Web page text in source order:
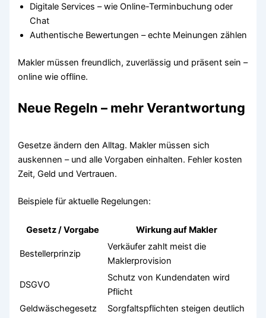
Digitale Services – wie Online-Terminbuchung oder
Chat
Authentische Bewertungen – echte Meinungen zählen
Makler müssen freundlich, zuverlässig und präsent sein –
online wie offline.
Neue Regeln – mehr Verantwortung
Gesetze ändern den Alltag. Makler müssen sich
auskennen – und alle Vorgaben einhalten. Fehler kosten
Zeit, Geld und Vertrauen.
Beispiele für aktuelle Regelungen:
Gesetz / Vorgabe Wirkung auf Makler
Bestellerprinzip
Verkäufer zahlt meist die
Maklerprovision
DSGVO
Schutz von Kundendaten wird
Pflicht
Geldwäschegesetz
Sorgfaltspflichten steigen deutlich